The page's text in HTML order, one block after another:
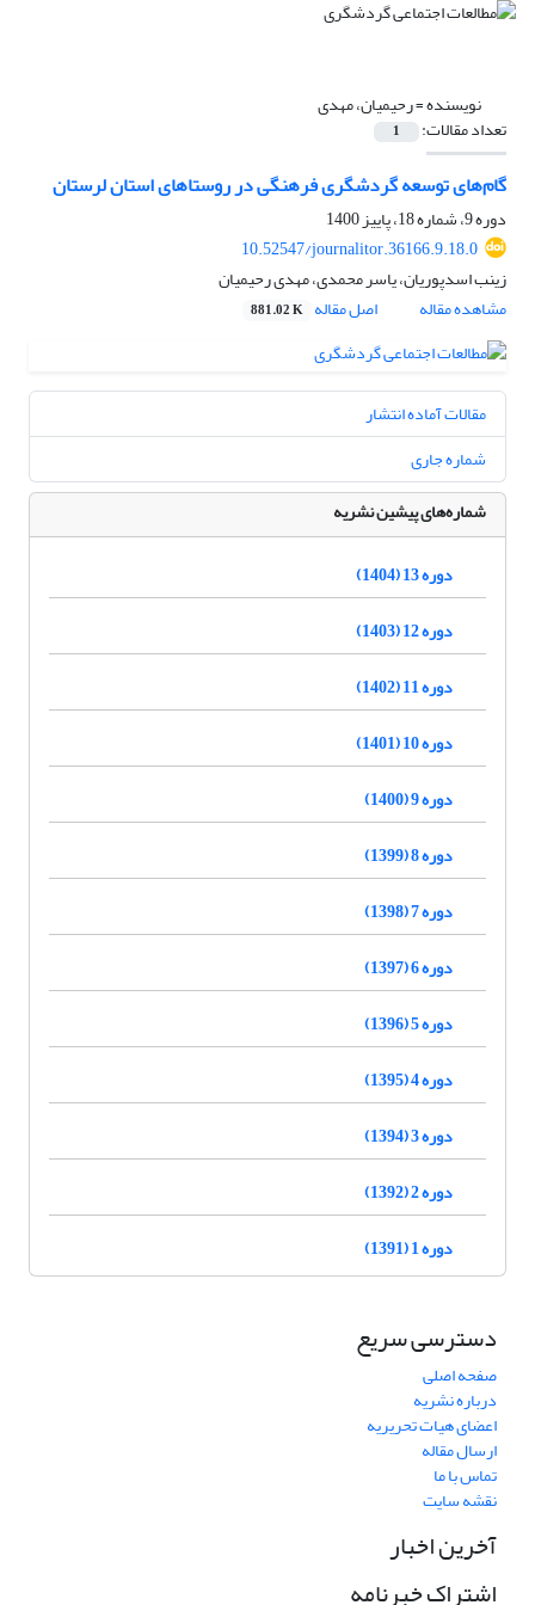
نویسنده =رحیمیان، مهدی
تعداد مقالات: 1
گام‌های توسعه گردشگری فرهنگی در روستاهای استان لرستان
دوره 9، شماره 18، پاییز 1400
10.52547/journalitor.36166.9.18.0
زینب اسدپوریان، یاسر محمدی، مهدی رحیمیان
مشاهده مقاله
اصل مقاله 881.02 K
مقالات آماده انتشار
شماره جاری
شماره‌های پیشین نشریه
دوره 13 (1404)
دوره 12 (1403)
دوره 11 (1402)
دوره 10 (1401)
دوره 9 (1400)
دوره 8 (1399)
دوره 7 (1398)
دوره 6 (1397)
دوره 5 (1396)
دوره 4 (1395)
دوره 3 (1394)
دوره 2 (1392)
دوره 1 (1391)
دسترسی سریع
صفحه اصلی
درباره نشریه
اعضای هیات تحریریه
ارسال مقاله
تماس با ما
نقشه سایت
آخرین اخبار
اشتراک خبرنامه